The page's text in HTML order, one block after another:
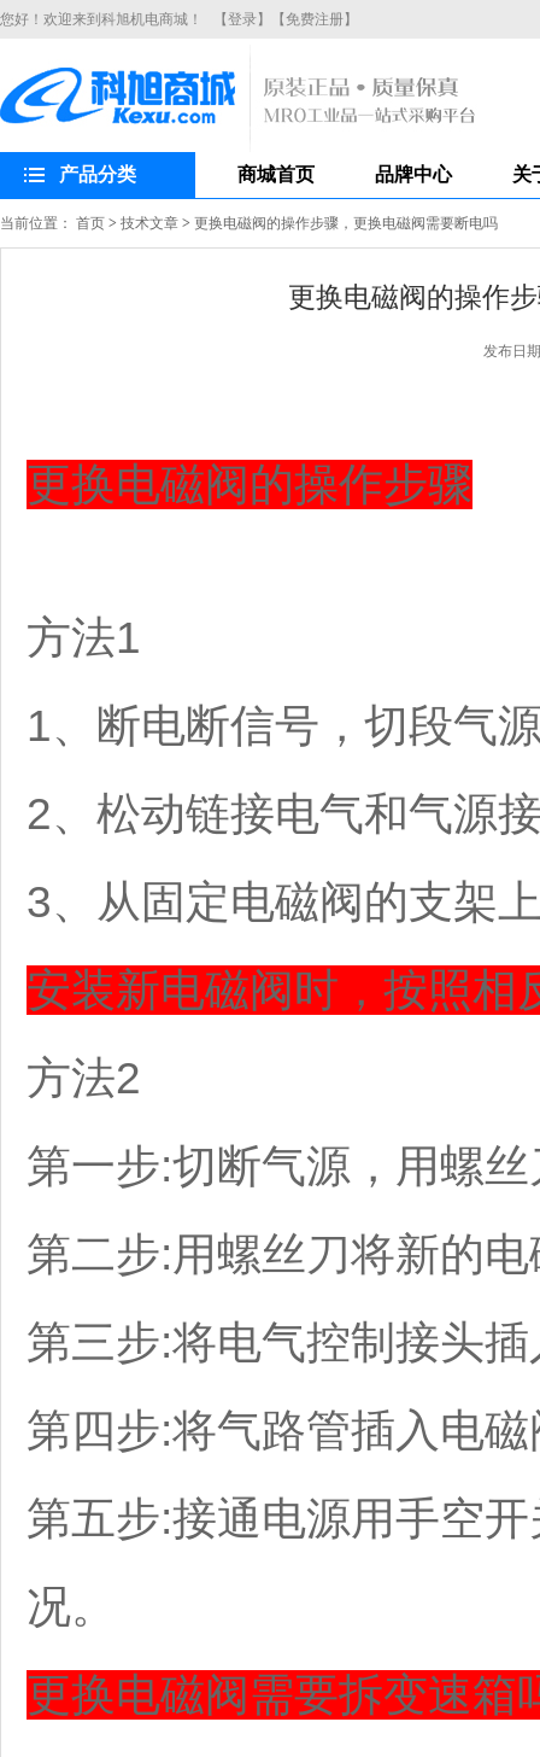
您好！欢迎来到科旭机电商城！ 【登录】 【免费注册】
产品分类 商城首页 品牌中心 关
当前位置： 首页 > 技术文章 > 更换电磁阀的操作步骤，更换电磁阀需要断电吗
更换电磁阀的操作
发布日
更换电磁阀的操作步骤
方法1
1、断电断信号，切段气
2、松动链接电气和气源
3、从固定电磁阀的支架
安装新电磁阀时，按照相
方法2
第一步:切断气源，用螺
第二步:用螺丝刀将新的
第三步:将电气控制接头
第四步:将气路管插入电
第五步:接通电源用手空
况。
更换电磁阀需要拆变速箱